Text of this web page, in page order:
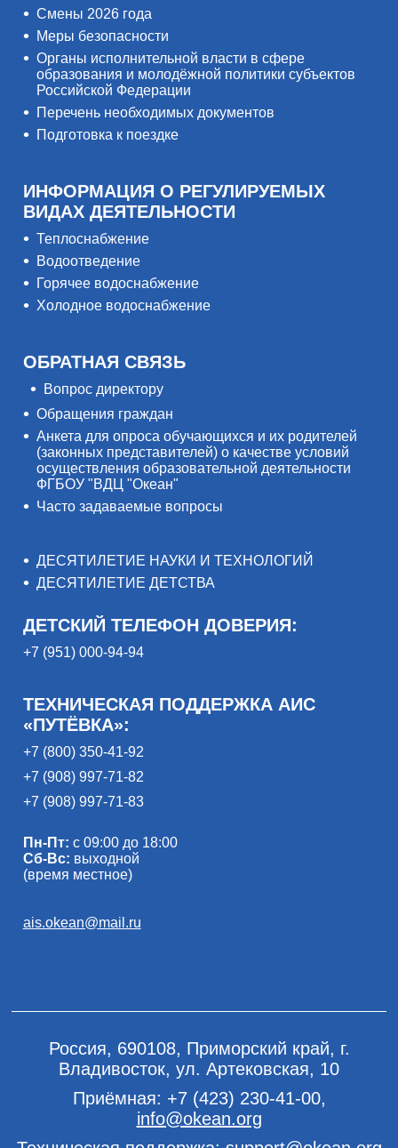
Смены 2026 года
Меры безопасности
Органы исполнительной власти в сфере
образования и молодёжной политики субъектов
Российской Федерации
Перечень необходимых документов
Подготовка к поездке
ИНФОРМАЦИЯ О РЕГУЛИРУЕМЫХ
ВИДАХ ДЕЯТЕЛЬНОСТИ
Теплоснабжение
Водоотведение
Горячее водоснабжение
Холодное водоснабжение
ОБРАТНАЯ СВЯЗЬ
Вопрос директору
Обращения граждан
Анкета для опроса обучающихся и их родителей
(законных представителей) о качестве условий
осуществления образовательной деятельности
ФГБОУ "ВДЦ "Океан"
Часто задаваемые вопросы
ДЕСЯТИЛЕТИЕ НАУКИ И ТЕХНОЛОГИЙ
ДЕСЯТИЛЕТИЕ ДЕТСТВА
ДЕТСКИЙ ТЕЛЕФОН ДОВЕРИЯ:
+7 (951) 000-94-94
ТЕХНИЧЕСКАЯ ПОДДЕРЖКА АИС
«ПУТЁВКА»:
+7 (800) 350-41-92
+7 (908) 997-71-82
+7 (908) 997-71-83
Пн-Пт: с 09:00 до 18:00
Сб-Вс: выходной
(время местное)
ais.okean@mail.ru
Россия, 690108, Приморский край, г.
Владивосток, ул. Артековская, 10
Приёмная: +7 (423) 230-41-00,
info@okean.org